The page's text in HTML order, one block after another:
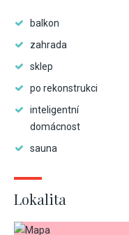
balkon
zahrada
sklep
po rekonstrukci
inteligentní
domácnost
sauna
Lokalita